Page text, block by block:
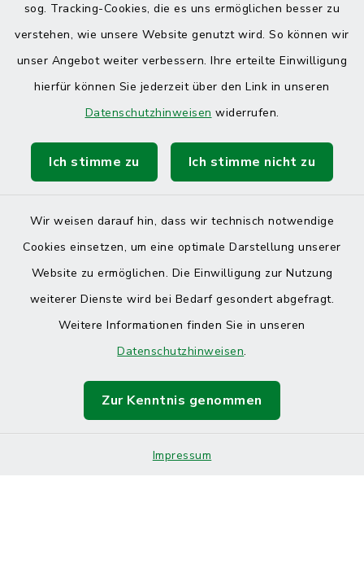
sog. Tracking-Cookies, die es uns ermöglichen besser zu
verstehen, wie unsere Website genutzt wird. So können wir
unser Angebot weiter verbessern. Ihre erteilte Einwilligung
hierfür können Sie jederzeit über den Link in unseren
Datenschutzhinweisen widerrufen.
Ich stimme zu Ich stimme nicht zu
Wir weisen darauf hin, dass wir technisch notwendige
Cookies einsetzen, um eine optimale Darstellung unserer
Website zu ermöglichen. Die Einwilligung zur Nutzung
weiterer Dienste wird bei Bedarf gesondert abgefragt.
Weitere Informationen finden Sie in unseren
Datenschutzhinweisen.
Zur Kenntnis genommen
Impressum
Barrierefreiheit
Sitemap